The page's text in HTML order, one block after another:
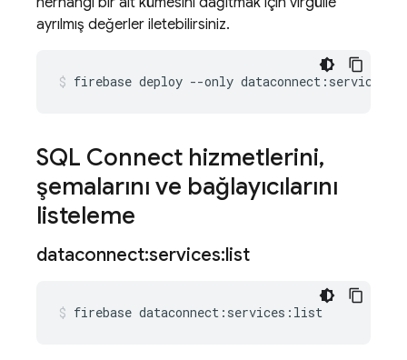
ayrılmış değerler iletebilirsiniz.
firebase deploy --only
SQL Connect hizmetlerini,
şemalarını ve bağlayıcılarını
listeleme
dataconnect:services:list
firebase dataconnect:services:list